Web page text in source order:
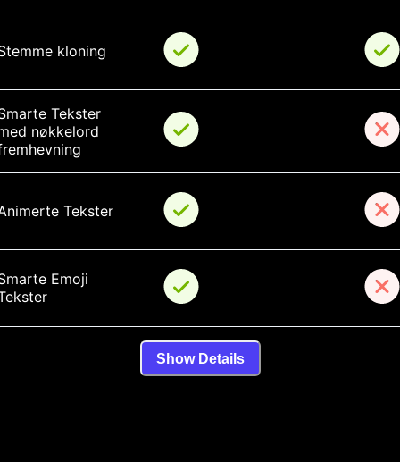
kloning
Tekster
nøkkelord
Tekster
Emoji
Show Details